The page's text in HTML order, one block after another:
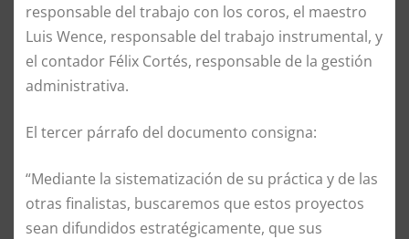
responsable del trabajo con los coros, el maestro
Luis Wence, responsable del trabajo instrumental, y
el contador Félix Cortés, responsable de la gestión
administrativa.
El tercer párrafo del documento consigna:
“Mediante la sistematización de su práctica y de las
otras finalistas, buscaremos que estos proyectos
sean difundidos estratégicamente, que sus